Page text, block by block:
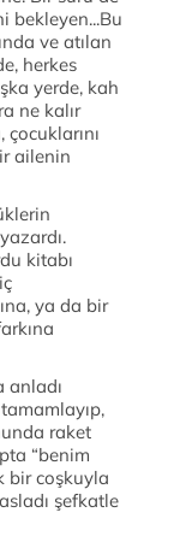
bekleyen...Bu
ve atılan
herkes
yerde, kah
ne kalır
ailenin
kitabı
ya da bir
anladı
raket
“benim
bir coşkuyla
şefkatle